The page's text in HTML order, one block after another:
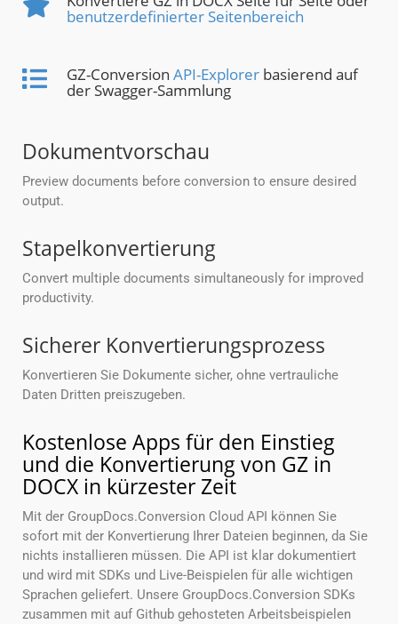
benutzerdefinierter Seitenbereich
GZ-Conversion API-Explorer basierend auf
der Swagger-Sammlung
Dokumentvorschau
Preview documents before conversion to ensure desired
output.
Stapelkonvertierung
Convert multiple documents simultaneously for improved
productivity.
Sicherer Konvertierungsprozess
Konvertieren Sie Dokumente sicher, ohne vertrauliche
Daten Dritten preiszugeben.
Kostenlose Apps für den Einstieg
und die Konvertierung von GZ in
DOCX in kürzester Zeit
Mit der GroupDocs.Conversion Cloud API können Sie
sofort mit der Konvertierung Ihrer Dateien beginnen, da Sie
nichts installieren müssen. Die API ist klar dokumentiert
und wird mit SDKs und Live-Beispielen für alle wichtigen
Sprachen geliefert. Unsere GroupDocs.Conversion SDKs
zusammen mit auf Github gehosteten Arbeitsbeispielen